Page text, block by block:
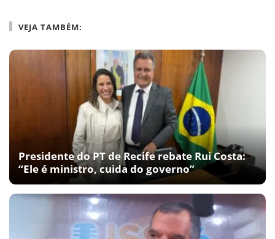
VEJA TAMBÉM:
Presidente do PT de Recife rebate Rui Costa:
“Ele é ministro, cuida do governo”